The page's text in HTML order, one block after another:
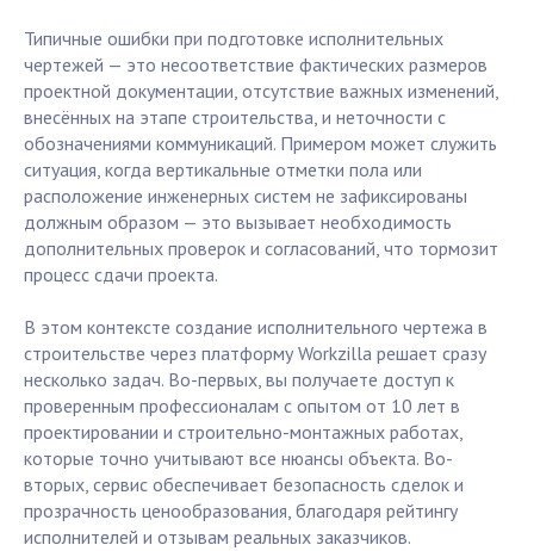
Типичные ошибки при подготовке исполнительных
чертежей — это несоответствие фактических размеров
проектной документации, отсутствие важных изменений,
внесённых на этапе строительства, и неточности с
обозначениями коммуникаций. Примером может служить
ситуация, когда вертикальные отметки пола или
расположение инженерных систем не зафиксированы
должным образом — это вызывает необходимость
дополнительных проверок и согласований, что тормозит
процесс сдачи проекта.
В этом контексте создание исполнительного чертежа в
строительстве через платформу Workzilla решает сразу
несколько задач. Во-первых, вы получаете доступ к
проверенным профессионалам с опытом от 10 лет в
проектировании и строительно-монтажных работах,
которые точно учитывают все нюансы объекта. Во-
вторых, сервис обеспечивает безопасность сделок и
прозрачность ценообразования, благодаря рейтингу
исполнителей и отзывам реальных заказчиков.